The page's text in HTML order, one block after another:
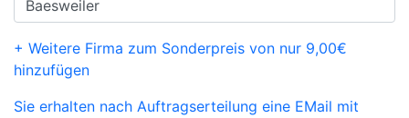
+ Weitere Firma zum Sonderpreis von nur 9,00€
hinzufügen
Sie erhalten nach Auftragserteilung eine EMail mit